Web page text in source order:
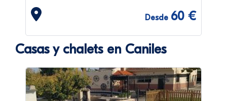
Desde 60 €
Casas y chalets en Caniles